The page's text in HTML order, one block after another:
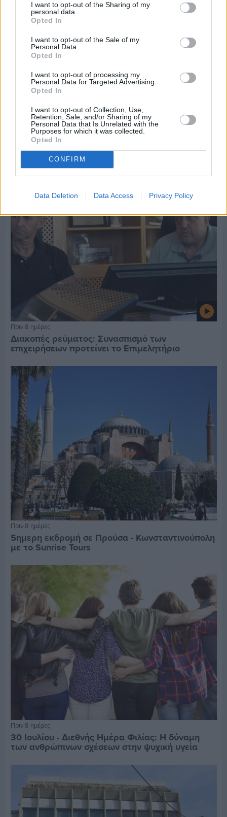
I want to opt-out of the Sharing of my
personal data.
Opted In
I want to opt-out of the Sale of my
Personal Data.
Opted In
I want to opt-out of processing my
Personal Data for Targeted Advertising.
Opted In
I want to opt-out of Collection, Use,
Retention, Sale, and/or Sharing of my
Personal Data that Is Unrelated with the
Purposes for which it was collected.
Opted In
CONFIRM
Data Deletion Data Access Privacy Policy
Πριν 8 ημέρες
Εργασίες ασφαλτόστρωσης σε τρεις οδούς του
Βαρβασίου
Πριν 8 ημέρες
Διακοπές ρεύματος: Συνασπισμό των
επιχειρήσεων προτείνει το Επιμελητήριο
Πριν 8 ημέρες
5ημερη εκδρομή σε Προύσα - Κωνσταντινούπολη
με το Sunrise Tours
Πριν 8 ημέρες
30 Ιουλίου - Διεθνής Ημέρα Φιλίας: Η δύναμη
των ανθρώπινων σχέσεων στην ψυχική υγεία